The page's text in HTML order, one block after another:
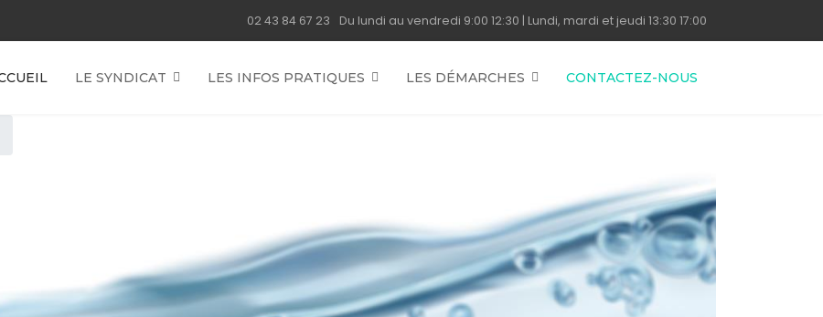
02 43 84 67 23 Du lundi au vendredi 9:00 12:30 | Lundi, mardi et jeudi 13:30 17:00
LE SYNDICAT LES INFOS PRATIQUES LES DÉMARCHES CONTACTEZ-NOUS